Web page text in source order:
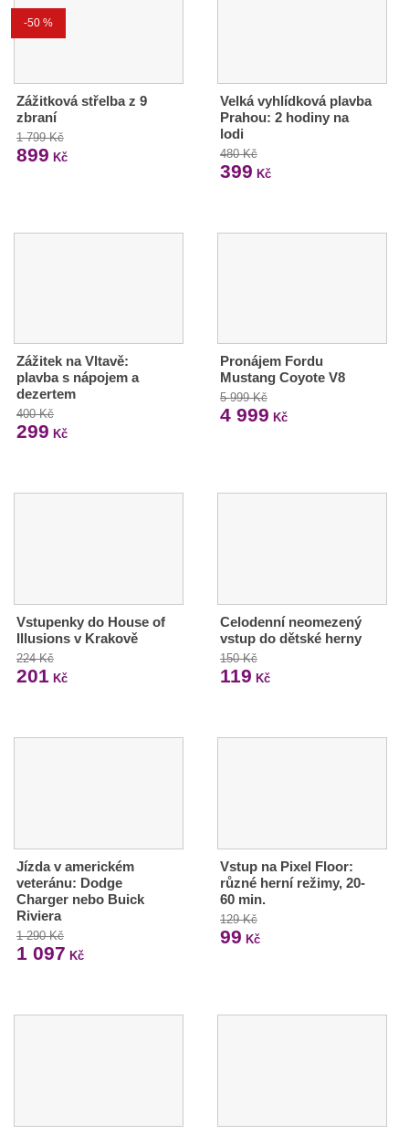
-50 %
Zážitková střelba z 9
zbraní
1 799 Kč
899 Kč
Velká vyhlídková plavba
Prahou: 2 hodiny na
lodi
480 Kč
399 Kč
Zážitek na Vltavě:
plavba s nápojem a
dezertem
400 Kč
299 Kč
Pronájem Fordu
Mustang Coyote V8
5 999 Kč
4 999 Kč
Vstupenky do House of
Illusions v Krakově
224 Kč
201 Kč
Celodenní neomezený
vstup do dětské herny
150 Kč
119 Kč
Jízda v americkém
veteránu: Dodge
Charger nebo Buick
Riviera
1 290 Kč
1 097 Kč
Vstup na Pixel Floor:
různé herní režimy, 20-
60 min.
129 Kč
99 Kč